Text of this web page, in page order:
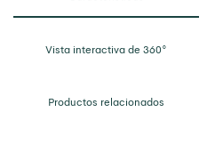
Vista interactiva de 360°
Productos relacionados